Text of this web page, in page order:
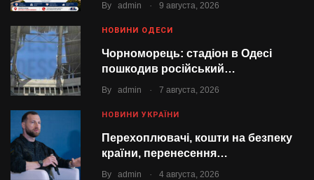
By admin . 9 августа, 2026
НОВИНИ ОДЕСИ
Чорноморець: стадіон в Одесі
пошкодив російський…
By admin . 7 августа, 2026
НОВИНИ УКРАЇНИ
Перехоплювачі, кошти на безпеку
країни, перенесення…
By admin . 4 августа, 2026